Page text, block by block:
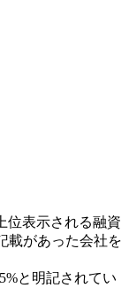
位表示される融資
載があった会社を
と明記されてい